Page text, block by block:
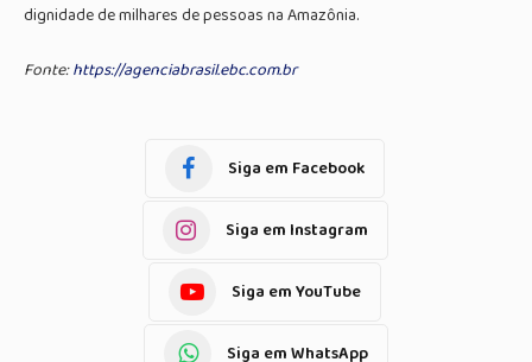
dignidade de milhares de pessoas na Amazônia.
Fonte:https://agenciabrasil.ebc.com.br
Siga em Facebook
Siga em Instagram
Siga em YouTube
Siga em WhatsApp